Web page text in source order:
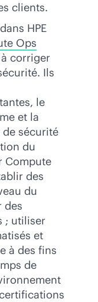
clients.
HPE
Ops
corriger
Ils
le
et la
sécurité
du
Compute
des
du
des
; utiliser
et
à des fins
de